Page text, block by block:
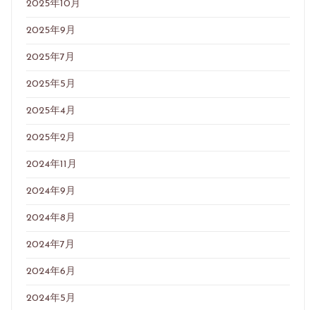
2025年10月
2025年9月
2025年7月
2025年5月
2025年4月
2025年2月
2024年11月
2024年9月
2024年8月
2024年7月
2024年6月
2024年5月